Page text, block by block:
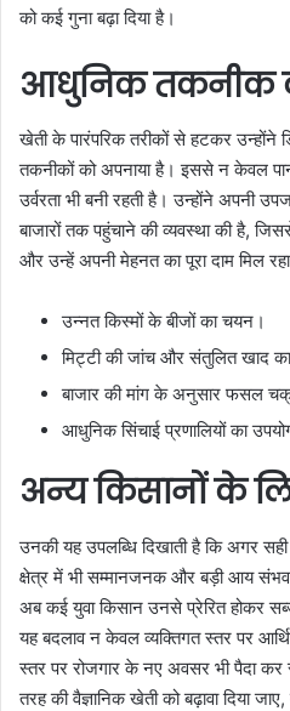
को कई गुना बढ़ा दिया है।
आधुनिक तकनीक
खेती के पारंपरिक तरीकों से हटकर उन्होंने
तकनीकों को अपनाया है। इससे न केवल
उर्वरता भी बनी रहती है। उन्होंने अपनी
बाजारों तक पहुंचाने की व्यवस्था की है,
और उन्हें अपनी मेहनत का पूरा दाम मिल
उन्नत किस्मों के बीजों का चयन।
मिट्टी की जांच और संतुलित खाद
बाजार की मांग के अनुसार फसल
आधुनिक सिंचाई प्रणालियों का
अन्य किसानों के
उनकी यह उपलब्धि दिखाती है कि अगर सही
क्षेत्र में भी सम्मानजनक और बड़ी आय
अब कई युवा किसान उनसे प्रेरित होकर
यह बदलाव न केवल व्यक्तिगत स्तर पर
स्तर पर रोजगार के नए अवसर भी पैदा
तरह की वैज्ञानिक खेती को बढ़ावा दिया